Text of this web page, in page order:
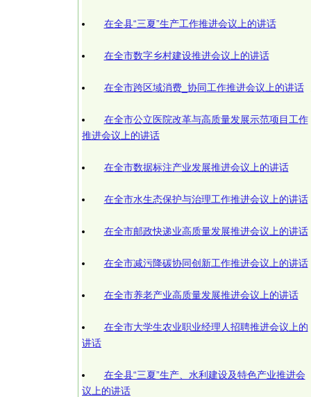
在全县“三夏”生产工作推进会议上的讲话
在全市数字乡村建设推进会议上的讲话
在全市跨区域消费_协同工作推进会议上的讲话
在全市公立医院改革与高质量发展示范项目工作
推进会议上的讲话
在全市数据标注产业发展推进会议上的讲话
在全市水生态保护与治理工作推进会议上的讲话
在全市邮政快递业高质量发展推进会议上的讲话
在全市减污降碳协同创新工作推进会议上的讲话
在全市养老产业高质量发展推进会议上的讲话
在全市大学生农业职业经理人招聘推进会议上的
讲话
在全县“三夏”生产、水利建设及特色产业推进会
议上的讲话